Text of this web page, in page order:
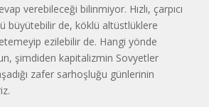
verebileceği bilinmiyor. Hızlı, çarpıcı
büyütebilir de, köklü altüstlüklere
ezilebilir de. Hangi yönde
şimdiden kapitalizmin Sovyetler
zafer sarhoşluğu günlerinin